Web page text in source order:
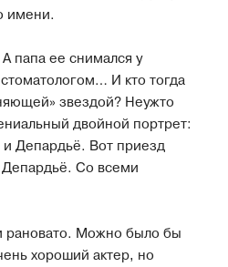
имени.
папа ее снимался у
И кто тогда
звездой? Неужто
двойной портрет:
Депардьё. Вот приезд
Со всеми
рановато. Можно было бы
хороший актер, но